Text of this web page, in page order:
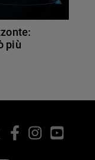
più
Facebook
InstagramYouTube